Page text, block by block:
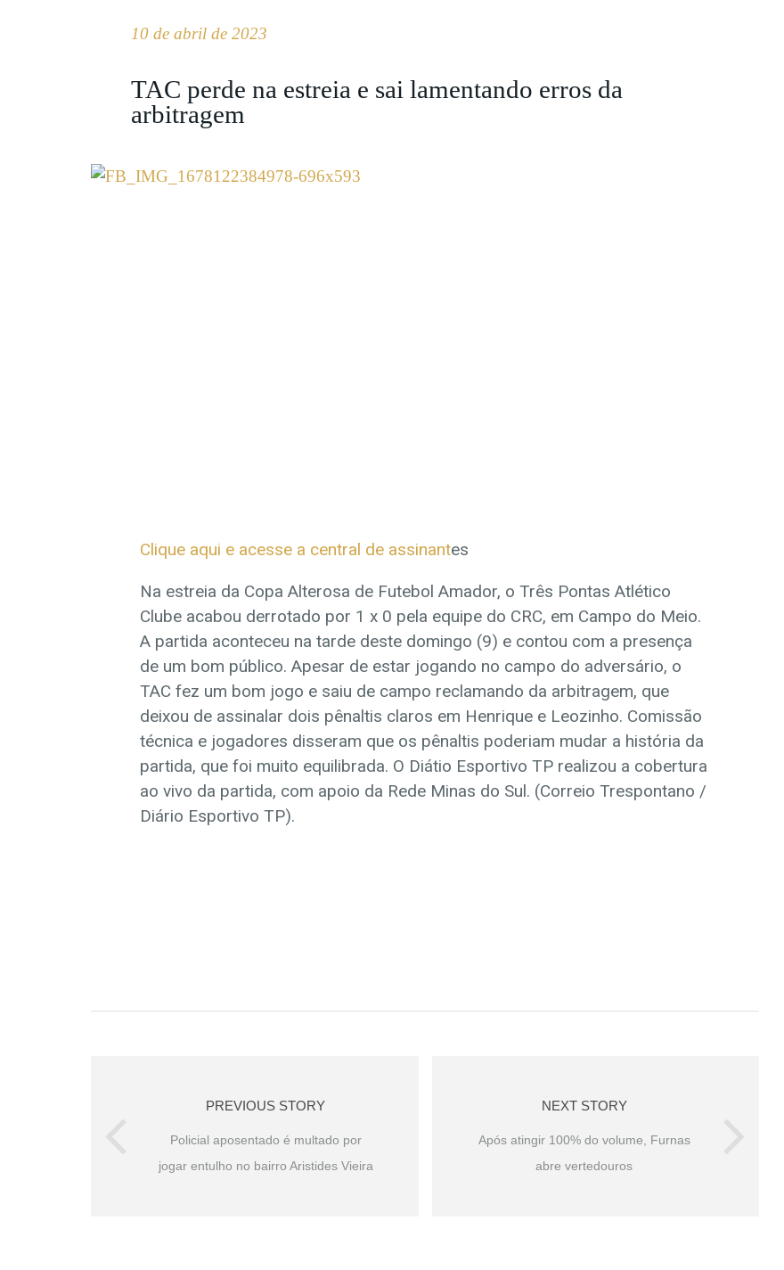
10 de abril de 2023
TAC perde na estreia e sai lamentando erros da
arbitragem
Clique aqui e acesse a central de assinantes
Na estreia da Copa Alterosa de Futebol Amador, o Três Pontas Atlético
Clube acabou derrotado por 1 x 0 pela equipe do CRC, em Campo do Meio.
A partida aconteceu na tarde deste domingo (9) e contou com a presença
de um bom público. Apesar de estar jogando no campo do adversário, o
TAC fez um bom jogo e saiu de campo reclamando da arbitragem, que
deixou de assinalar dois pênaltis claros em Henrique e Leozinho. Comissão
técnica e jogadores disseram que os pênaltis poderiam mudar a história da
partida, que foi muito equilibrada. O Diátio Esportivo TP realizou a cobertura
ao vivo da partida, com apoio da Rede Minas do Sul. (Correio Trespontano /
Diário Esportivo TP).
PREVIOUS STORY
Policial aposentado é multado por
jogar entulho no bairro Aristides Vieira
NEXT STORY
Após atingir 100% do volume, Furnas
abre vertedouros